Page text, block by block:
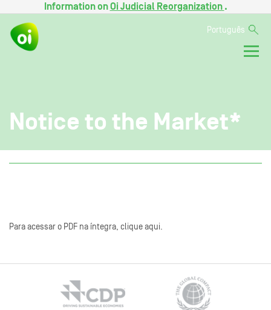
Information onOi Judicial Reorganization .
Português
Notice to the Market*
Para acessar o PDF na íntegra, clique aqui.